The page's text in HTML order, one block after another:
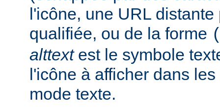
l'icône, une URL
qualifiée, ou de la forme
alttextest le symbole
l'icône à afficher dans
mode texte.